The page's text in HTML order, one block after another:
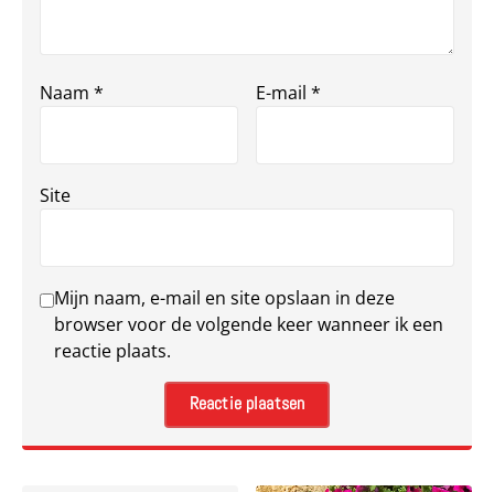
Naam * E-mail *
Site
Mijn naam, e-mail en site opslaan in deze
browser voor de volgende keer wanneer ik een
reactie plaats.